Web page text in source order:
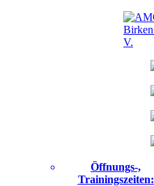
Öffnungs-,
Trainingszeiten: